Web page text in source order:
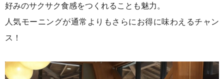
好みのサクサク食感をつくれることも魅力。
人気モーニングが通常よりもさらにお得に味わえるチャン
ス！